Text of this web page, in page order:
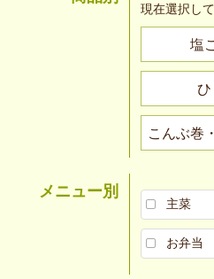
現在選択し
塩
ひ
こんぶ巻
メニュー別
主菜
お弁当